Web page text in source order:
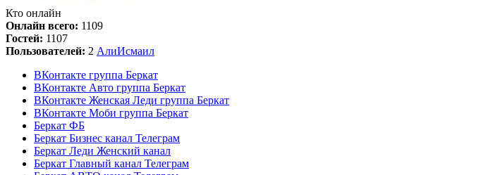
Кто онлайн
Онлайн всего: 1109
Гостей: 1107
Пользователей: 2 АлиИсмаил
ВКонтакте группа Беркат
ВКонтакте Авто группа Беркат
ВКонтакте Женская Леди группа Беркат
ВКонтакте Моби группа Беркат
Беркат ФБ
Беркат Бизнес канал Телеграм
Беркат Леди Женский канал
Беркат Главный канал Телеграм